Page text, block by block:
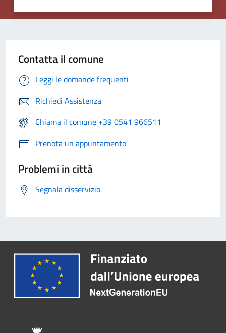
Contatta il comune
Leggi le domande frequenti
Richiedi Assistenza
Chiama il comune +39 0541 966511
Prenota un appuntamento
Problemi in città
Segnala disservizio